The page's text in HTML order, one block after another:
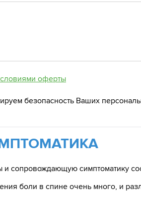
оферты
безопасность Ваших
сопровождающую симптоматику
боли в спине очень много, и